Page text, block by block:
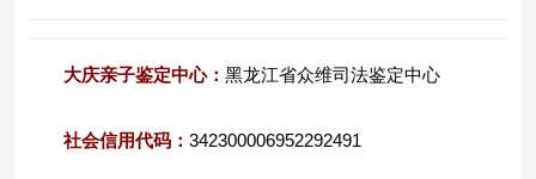
大庆亲子鉴定中心：黑龙江省众维司法鉴定中心
社会信用代码：342300006952292491